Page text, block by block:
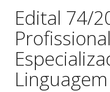
Edital 74/